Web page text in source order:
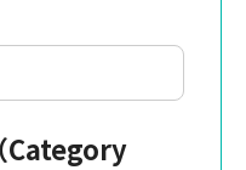
Category